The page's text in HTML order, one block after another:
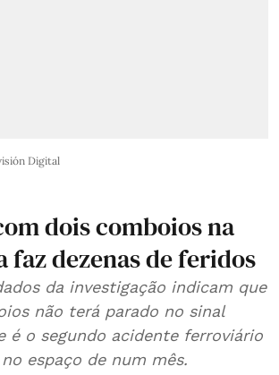
Digital
dois comboios na
faz dezenas de feridos
da investigação indicam que
não terá parado no sinal
é o segundo acidente ferroviário
espaço de num mês.